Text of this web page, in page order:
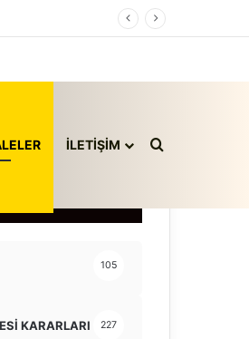
İLETİŞİM Arama yap
105
KARARLARI 227